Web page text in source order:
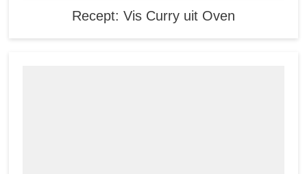
Recept: Vis Curry uit Oven